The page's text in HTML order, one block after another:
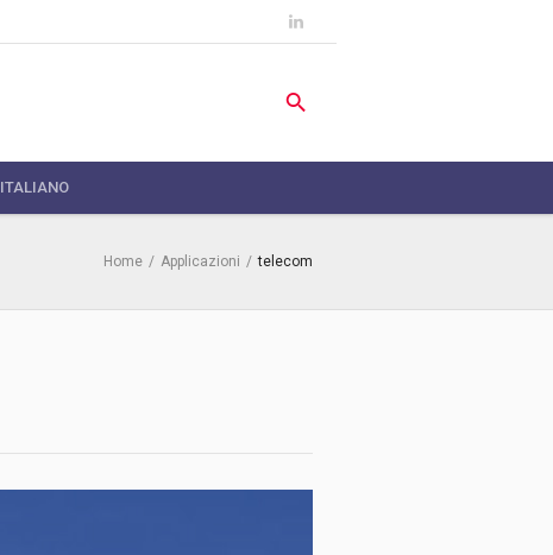
ITALIANO
Home / Applicazioni / telecom